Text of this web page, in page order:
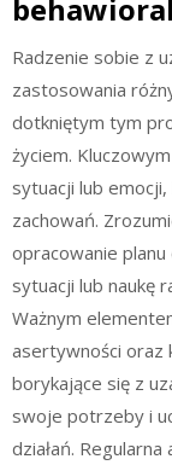
Radzenie sobie z
zastosowania
dotkniętym tym
życiem.
sytuacji lub
zachowań.
opracowanie planu
sytuacji lub naukę
Ważnym
asertywności oraz
borykające się z
swoje potrzeby i
działań.